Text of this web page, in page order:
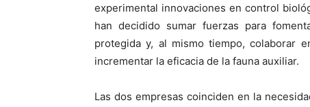
experimental innovaciones en control
han decidido sumar fuerzas para
protegida y, al mismo tiempo, colaborar
incrementar la eficacia de la fauna auxiliar.
Las dos empresas coinciden en la